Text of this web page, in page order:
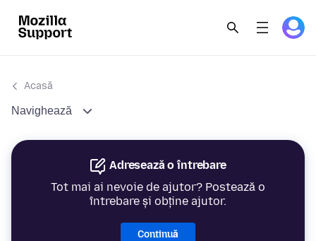
Acasă
Navighează
Adresează o întrebare
Tot mai ai nevoie de ajutor? Postează o
întrebare și obține ajutor.
Continuă